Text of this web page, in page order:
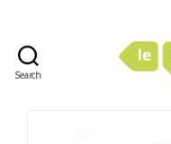
Search